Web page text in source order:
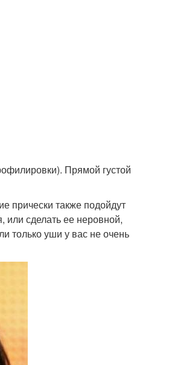
Прямой густой
прически также подойдут
или сделать ее неровной,
только уши у вас не очень